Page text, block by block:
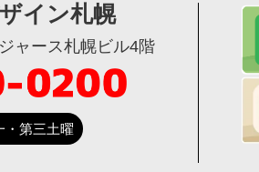
イン札幌
ャース札幌ビル4階
・第三土曜